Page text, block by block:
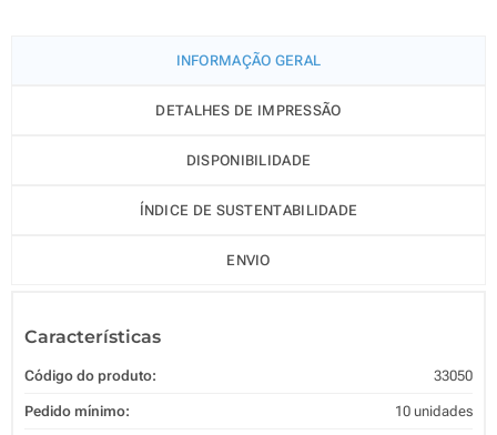
INFORMAÇÃO GERAL
DETALHES DE IMPRESSÃO
DISPONIBILIDADE
ÍNDICE DE SUSTENTABILIDADE
ENVIO
Características
Código do produto: 33050
Pedido mínimo: 10 unidades